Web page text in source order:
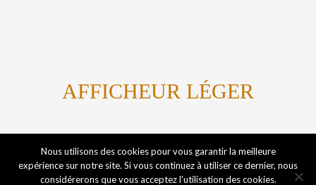
AFFICHEUR LÉGER
Nous utilisons des cookies pour vous garantir la meilleure
expérience sur notre site. Si vous continuez à utiliser ce dernier, nous
considérerons que vous acceptez l'utilisation des cookies.